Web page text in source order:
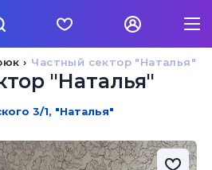
Частный сектор "Наталья"
"Наталья"
3/1, "Наталья"